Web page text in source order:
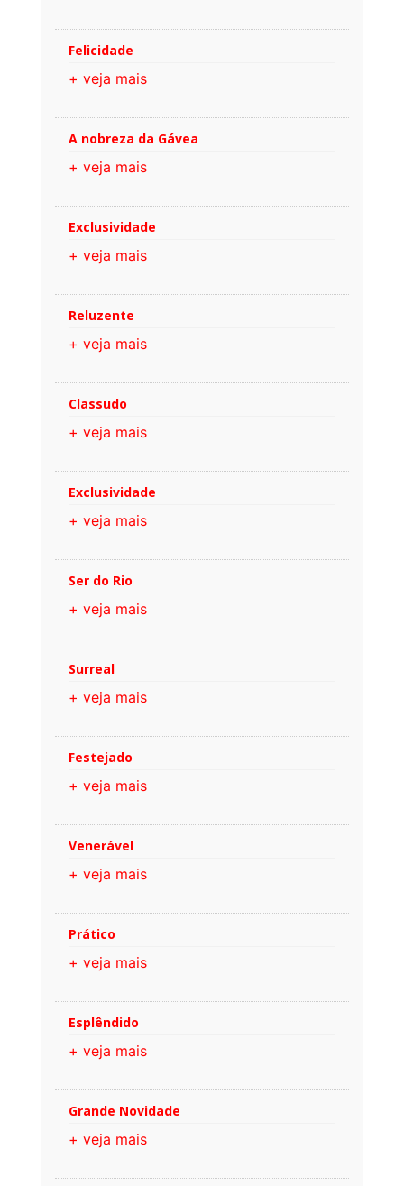
Felicidade
+ veja mais
A nobreza da Gávea
+ veja mais
Exclusividade
+ veja mais
Reluzente
+ veja mais
Classudo
+ veja mais
Exclusividade
+ veja mais
Ser do Rio
+ veja mais
Surreal
+ veja mais
Festejado
+ veja mais
Venerável
+ veja mais
Prático
+ veja mais
Esplêndido
+ veja mais
Grande Novidade
+ veja mais